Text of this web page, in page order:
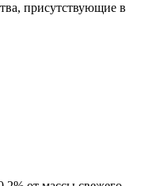
присутствующие в